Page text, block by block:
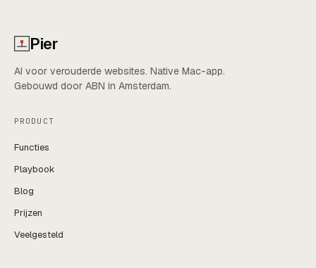
Pier
AI voor verouderde websites. Native Mac-app.
Gebouwd door ABN in Amsterdam.
PRODUCT
Functies
Playbook
Blog
Prijzen
Veelgesteld